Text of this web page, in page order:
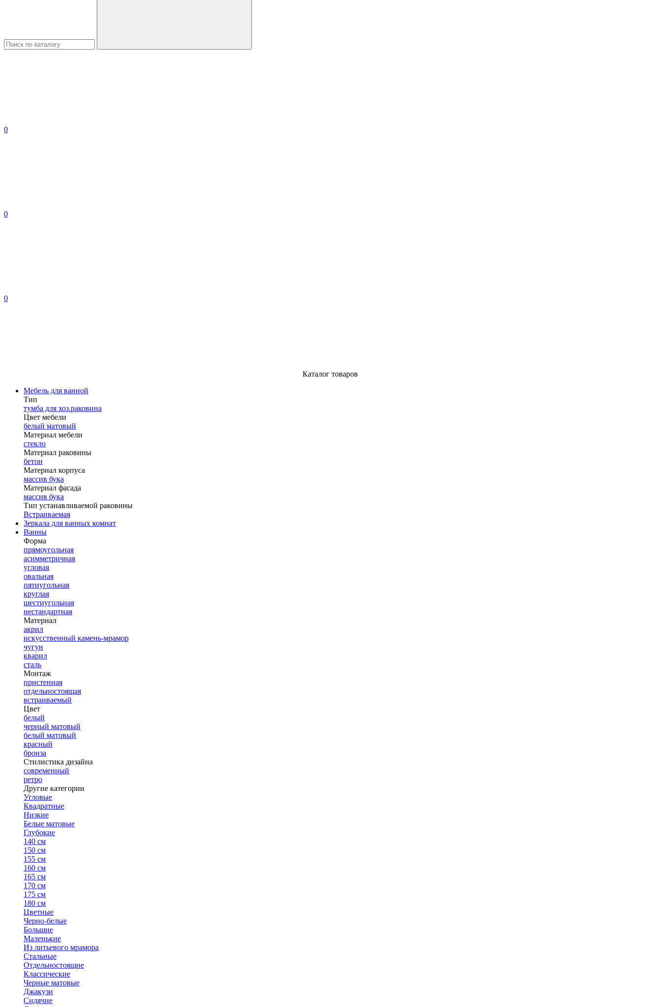
0
0
0
Каталог товаров
Мебель для ванной
Тип
тумба для хоз.раковина
Цвет мебели
белый матовый
Материал мебели
стекло
Материал раковины
бетон
Материал корпуса
массив бука
Материал фасада
массив бука
Тип устанавливаемой раковины
Встраиваемая
Зеркала для ванных комнат
Ванны
Форма
прямоугольная
асимметричная
угловая
овальная
пятиугольная
круглая
шестиугольная
нестандартная
Материал
акрил
искусственный камень-мрамор
чугун
кварил
сталь
Монтаж
пристенная
отдельностоящая
встраиваемый
Цвет
белый
черный матовый
белый матовый
красный
бронза
Стилистика дизайна
современный
ретро
Другие категории
Угловые
Квадратные
Низкие
Белые матовые
Глубокие
140 см
150 см
155 см
160 см
165 см
170 см
175 см
180 см
Цветные
Черно-белые
Большие
Маленькие
Из литьевого мрамора
Стальные
Отдельностоящие
Классические
Черные матовые
Джакузи
Сидячие